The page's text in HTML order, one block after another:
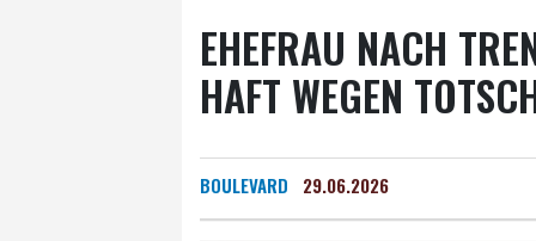
EHEFRAU NACH
HAFT WEGEN
BOULEVARD 29.06.2026